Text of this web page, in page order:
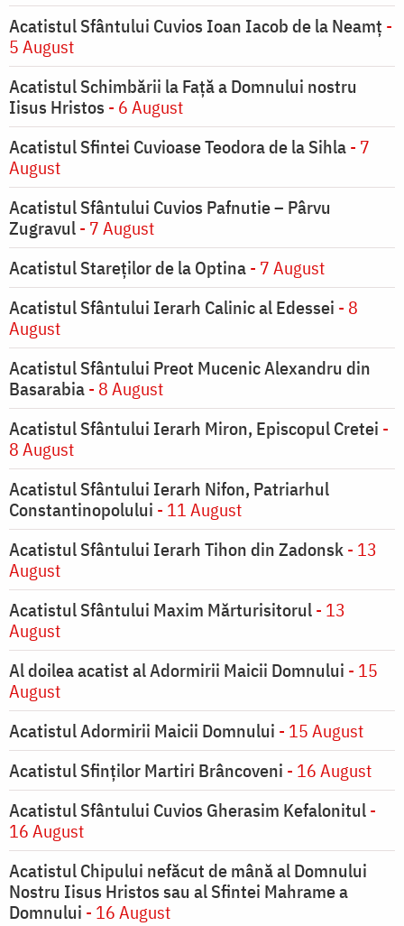
Acatistul Sfântului Cuvios Ioan Iacob de la Neamț -
5 August
Acatistul Schimbării la Faţă a Domnului nostru
Iisus Hristos - 6 August
Acatistul Sfintei Cuvioase Teodora de la Sihla- 7
August
Acatistul Sfântului Cuvios Pafnutie – Pârvu
Zugravul- 7 August
Acatistul Stareţilor de la Optina- 7 August
Acatistul Sfântului Ierarh Calinic al Edessei - 8
August
Acatistul Sfântului Preot Mucenic Alexandru din
Basarabia- 8 August
Acatistul Sfântului Ierarh Miron, Episcopul Cretei -
8 August
Acatistul Sfântului Ierarh Nifon, Patriarhul
Constantinopolului - 11 August
Acatistul Sfântului Ierarh Tihon din Zadonsk- 13
August
Acatistul Sfântului Maxim Mărturisitorul- 13
August
Al doilea acatist al Adormirii Maicii Domnului - 15
August
Acatistul Adormirii Maicii Domnului - 15 August
Acatistul Sfinților Martiri Brâncoveni - 16 August
Acatistul Sfântului Cuvios Gherasim Kefalonitul-
16 August
Acatistul Chipului nefăcut de mână al Domnului
Nostru Iisus Hristos sau al Sfintei Mahrame a
Domnului - 16 August